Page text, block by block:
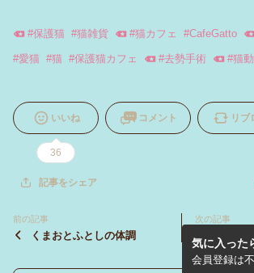
#保護猫 #猫雑貨 #猫カフェ #CafeGatto
#愛猫 #猫 #保護猫カフェ #去勢手術 #猫
いいね
36
コメント リブ
記事をシェア
前の記事
くまおとふとしの体調
次の記事
猫ボール
気に入った
会員登録は